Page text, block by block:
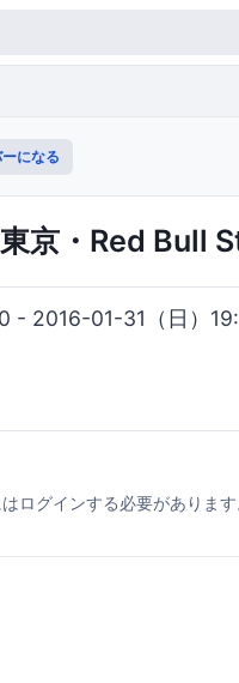
ーになる
京・Red Bull
- 2016-01-31（日）
ログインする必要があります